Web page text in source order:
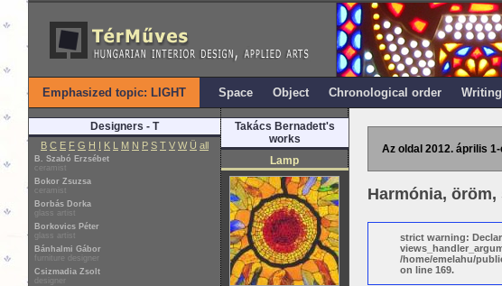
Emphasized topic: LIGHT Space Object Chronological order
Designers - T
B C E F G H I K L M N P S T V W Ü all
B. Szabó Erzsébet
ceramist
Bokor Zsuzsa
ceramist
Borbás Dorka
glass artist
Borkovics Péter
glass artist
Bánhalmi Gábor
furniture designer
Csizmadia Zsolt
designer
Takács Bernadett's
works
Lamp
Az oldal 2012. április
Harmónia, öröm,
strict warning:
/home/emelahu/
on line 169.